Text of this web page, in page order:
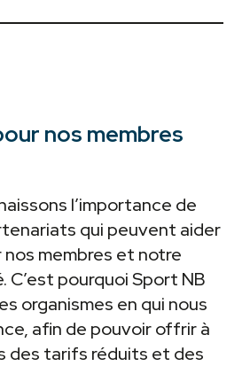
nos membres
l’importance de
qui peuvent aider
nos membres et notre
C’est pourquoi Sport NB
organismes en qui nous
afin de pouvoir offrir à
des tarifs réduits et des